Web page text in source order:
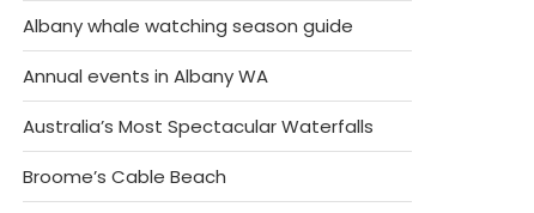
Albany whale watching season guide
Annual events in Albany WA
Australia’s Most Spectacular Waterfalls
Broome’s Cable Beach